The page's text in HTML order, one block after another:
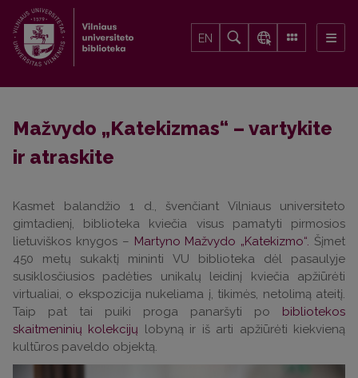
EN
Mažvydo „Katekizmas“ – vartykite
ir atraskite
Kasmet balandžio 1 d., švenčiant Vilniaus universiteto
gimtadienį, biblioteka kviečia visus pamatyti pirmosios
lietuviškos knygos – Martyno Mažvydo „Katekizmo“. Šįmet
450 metų sukaktį mininti VU biblioteka dėl pasaulyje
susiklosčiusios padėties unikalų leidinį kviečia apžiūrėti
virtualiai, o ekspozicija nukeliama į, tikimės, netolimą ateitį.
Taip pat tai puiki proga panaršyti po bibliotekos
skaitmeninių kolekcijų lobyną ir iš arti apžiūrėti kiekvieną
kultūros paveldo objektą.